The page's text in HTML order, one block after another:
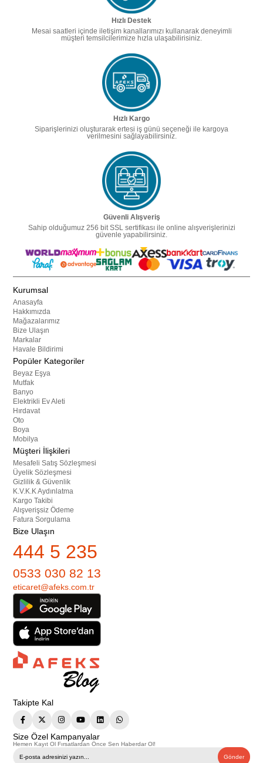
Hızlı Destek
Mesai saatleri içinde iletişim kanallarımızı kullanarak deneyimli
müşteri temsilcilerimize hızla ulaşabilirisiniz.
Hızlı Kargo
Siparişlerinizi oluşturarak ertesi iş günü seçeneği ile kargoya
verilmesini sağlayabilirsiniz.
Güvenli Alışveriş
Sahip olduğumuz 256 bit SSL sertifikası ile online alışverişlerinizi
güvenle yapabilirsiniz.
Kurumsal
Anasayfa
Hakkımızda
Mağazalarımız
Bize Ulaşın
Markalar
Havale Bildirimi
Popüler Kategoriler
Beyaz Eşya
Mutfak
Banyo
Elektrikli Ev Aleti
Hırdavat
Oto
Boya
Mobilya
Müşteri İlişkileri
Mesafeli Satış Sözleşmesi
Üyelik Sözleşmesi
Gizlilik & Güvenlik
K.V.K.K Aydınlatma
Kargo Takibi
Alışverişsiz Ödeme
Fatura Sorgulama
Bize Ulaşın
444 5 235
0533 030 82 13
eticaret@afeks.com.tr
Takipte Kal
Size Özel Kampanyalar
Hemen Kayıt Ol Fırsatlardan Önce Sen Haberdar Ol!
Gönder